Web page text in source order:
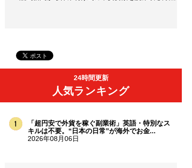
24時間更新
人気ランキング
「超円安で外貨を稼ぐ副業術」英語・特別なス
キルは不要。“日本の日常”が海外でお金...
2026年08月06日